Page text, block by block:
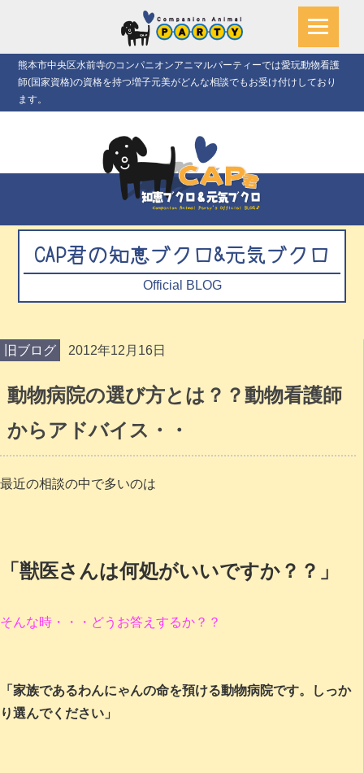
熊本市中央区水前寺のコンパニオンアニマルパーティーでは愛玩動物看護
師(国家資格)の資格を持つ増子元美がどんな相談でもお受け付けしており
ます。
CAP君の知恵ブクロ&元気ブクロ
Official BLOG
旧ブログ 2012年12月16日
動物病院の選び方とは？？動物看護師
からアドバイス・・
最近の相談の中で多いのは
「獣医さんは何処がいいですか？？」
そんな時・・・どうお答えするか？？
「家族であるわんにゃんの命を預ける動物病院です。しっか
り選んでください」